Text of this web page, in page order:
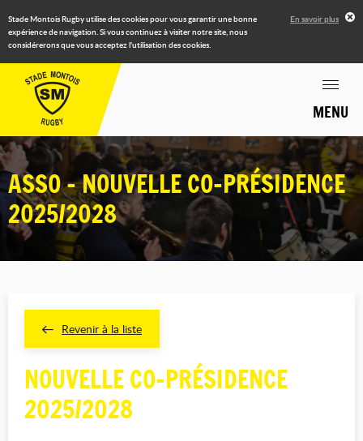
Stade Montois Rugby utilise des cookies pour vous garantir une bonne
expérience de navigation. Si vous continuez à visiter notre site, nous
considérerons que vous acceptez l'utilisation des cookies.
En savoir plus
MENU
ASSO - NOUVELLE CO-PRÉSIDENCE
2025/2028
Revenir à la liste
NOUVELLE CO-PRÉSIDENCE
2025/2028